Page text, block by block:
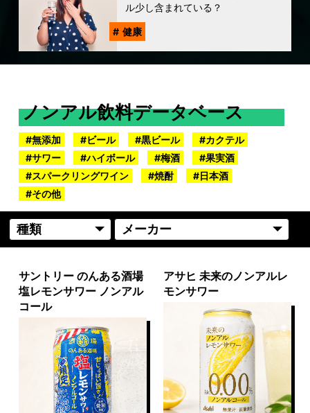
ル少し含まれている？
健康
ノンアル飲料データベース
無添加 ビール 黒ビール
カクテル
サワー
ハイボール 梅酒
果実酒
スパークリングワイン
焼酎
日本酒
その他
サントリー のんある酒場
塩レモンサワー ノンアル
コール
アサヒ 未来のノンアルレ
モンサワー